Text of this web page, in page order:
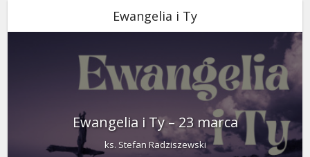
Ewangelia i Ty
Ewangelia i Ty – 23 marca
ks. Stefan Radziszewski